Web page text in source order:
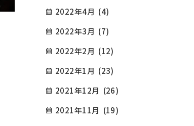
2022年4月 (4)
2022年3月 (7)
2022年2月 (12)
2022年1月 (23)
2021年12月 (26)
2021年11月 (19)